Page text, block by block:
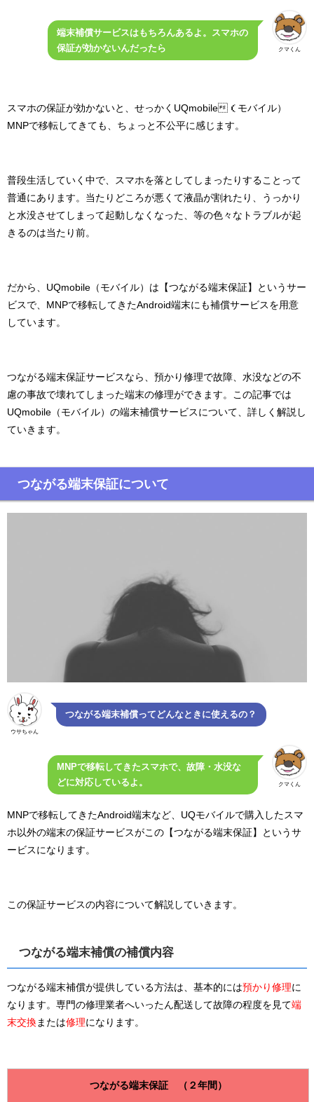
クマくん
端末補償サービスはもちろんあるよ。スマホの
保証が効かないんだったら
スマホの保証が効かないと、せっかくUQmobile（モバイル）
MNPで移転してきても、ちょっと不公平に感じます。
普段生活していく中で、スマホを落としてしまったりすることって
普通にあります。当たりどころが悪くて液晶が割れたり、うっかり
と水没させてしまって起動しなくなった、等の色々なトラブルが起
きるのは当たり前。
だから、UQmobile（モバイル）は【つながる端末保証】というサー
ビスで、MNPで移転してきたAndroid端末にも補償サービスを用意
しています。
つながる端末保証サービスなら、預かり修理で故障、水没などの不
慮の事故で壊れてしまった端末の修理ができます。この記事では
UQmobile（モバイル）の端末補償サービスについて、詳しく解説し
ていきます。
つながる端末保証について
ウサちゃん
つながる端末補償ってどんなときに使えるの？
クマくん
MNPで移転してきたスマホで、故障・水没な
どに対応しているよ。
MNPで移転してきたAndroid端末など、UQモバイルで購入したスマ
ホ以外の端末の保証サービスがこの【つながる端末保証】というサ
ービスになります。
この保証サービスの内容について解説していきます。
つながる端末補償の補償内容
つながる端末補償が提供している方法は、基本的には預かり修理に
なります。専門の修理業者へいったん配送して故障の程度を見て端
末交換 または修理になります。
つながる端末保証 （２年間）